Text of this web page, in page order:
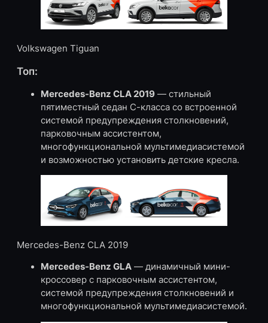
Volkswagen Tiguan
Топ:
Mercedes-Benz CLA 2019 — стильный
пятиместный седан С-класса со встроенной
системой предупреждения столкновений,
парковочным ассистентом,
многофункциональной мультимедиасистемой
и возможностью установить детские кресла.
Mercedes-Benz CLA 2019
Mercedes-Benz GLA — динамичный мини-
кроссовер с парковочным ассистентом,
системой предупреждения столкновений и
многофункциональной мультимедиасистемой.